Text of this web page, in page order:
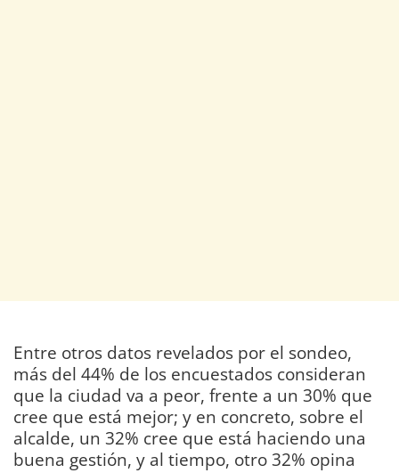
Entre otros datos revelados por el sondeo,
más del 44% de los encuestados consideran
que la ciudad va a peor, frente a un 30% que
cree que está mejor; y en concreto, sobre el
alcalde, un 32% cree que está haciendo una
buena gestión, y al tiempo, otro 32% opina